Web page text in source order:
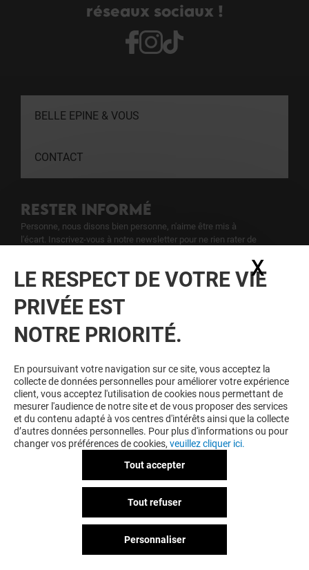
réseaux sociaux !
BELLE EPINE & VOUS
CONTACT
RESTER INFORMÉ
Personne, nous disons bien personne, n'aime être mis à
l'écart. Inscrivez-vous à notre newsletter pour ne rien rater de
Voir notre politique de protection des
données personelles.
FIDELE
Devenez membre de Belle Epine & Moi pour
bénéficier d'avantages, d'offres et de services
exclusifs dans votre Centre Commercial Belle Epine
et chez nos partenaires.
Règlement Intérieur
LE RESPECT DE VOTRE VIE
PRIVÉE EST
NOTRE PRIORITÉ.
En poursuivant votre navigation sur ce site, vous acceptez la
collecte de données personnelles pour améliorer votre expérience
client, vous acceptez l'utilisation de cookies nous permettant de
mesurer l'audience de notre site et de vous proposer des services
et du contenu adapté à vos centres d'intérêts ainsi que la collecte
d’autres données personnelles. Pour plus d'informations ou pour
changer vos préférences de cookies, veuillez cliquer ici.
Tout accepter
Tout refuser
Personnaliser
X